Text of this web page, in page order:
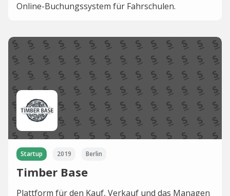
Online-Buchungssystem für Fahrschulen.
Startup 2019 Berlin
Timber Base
Plattform für den Kauf, Verkauf und das Managen